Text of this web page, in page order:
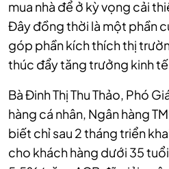
mua nhà để ở kỳ vọng cải
Đây đồng thời là một phần
góp phần kích thích thị
thúc đẩy tăng trưởng kinh
Bà Đinh Thị Thu Thảo, Phó
hàng cá nhân, Ngân hàng
biết chỉ sau 2 tháng triển
cho khách hàng dưới 35